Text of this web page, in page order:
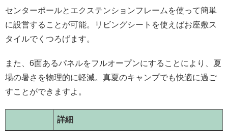
センターポールとエクステンションフレームを使って簡単
に設営することが可能。リビングシートを使えばお座敷ス
タイルでくつろげます。
また、6面あるパネルをフルオープンにすることにより、夏
場の暑さを物理的に軽減。真夏のキャンプでも快適に過ご
すことができますよ。
詳細